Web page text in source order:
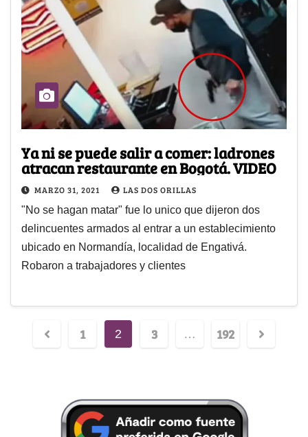
Ya ni se puede salir a comer: ladrones
atracan restaurante en Bogotá. VIDEO
MARZO 31, 2021 LAS DOS ORILLAS
"No se hagan matar" fue lo unico que dijeron dos
delincuentes armados al entrar a un establecimiento
ubicado en Normandía, localidad de Engativá.
Robaron a trabajadores y clientes
1 2 3 … 192